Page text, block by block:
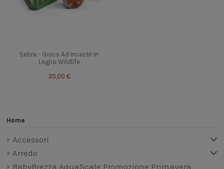
Sebra - Gioco Ad Incastri In
Legno Wildlife
35,00 €
Home
Accessori
Arredo
BabyBrezza AquaScale Promozione Primavera